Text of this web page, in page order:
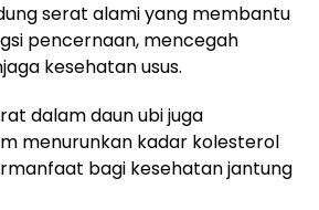
serat alami yang membantu
pencernaan, mencegah
kesehatan usus.
dalam daun ubi juga
menurunkan kadar kolesterol
bagi kesehatan jantung